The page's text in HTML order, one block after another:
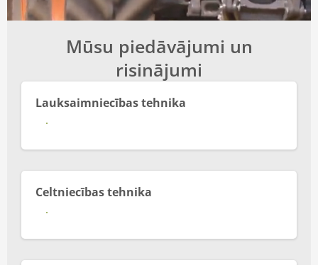
Mūsu piedāvājumi un
risinājumi
Lauksaimniecības tehnika
Vairāk
Celtniecības tehnika
Vairāk